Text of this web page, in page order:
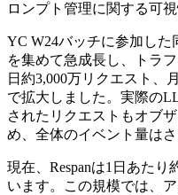
ロンプト管理に関する可
YC W24バッチに参加し
を集めて急成長し、トラ
日約3,000万リクエスト、
で拡大しました。実際の
されたリクエストもオブ
め、全体のイベント量は
現在、Respanは1日あたり
います。この規模では、